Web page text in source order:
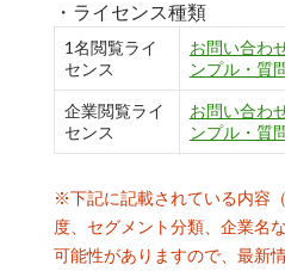
・ライセンス種類
1名閲覧ライ
センス
お問い合わ
ンプル・質問
企業閲覧ライ
センス
お問い合わ
ンプル・質問
※下記に記載されている内容
度、セグメント分類、企業名
可能性がありますので、最新